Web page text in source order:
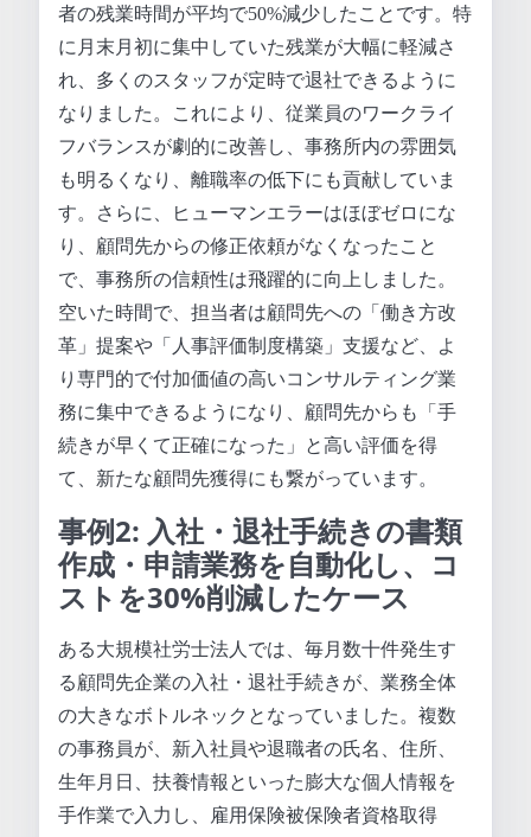
者の残業時間が平均で50%減少したことです。特
に月末月初に集中していた残業が大幅に軽減さ
れ、多くのスタッフが定時で退社できるように
なりました。これにより、従業員のワークライ
フバランスが劇的に改善し、事務所内の雰囲気
も明るくなり、離職率の低下にも貢献していま
す。さらに、ヒューマンエラーはほぼゼロにな
り、顧問先からの修正依頼がなくなったこと
で、事務所の信頼性は飛躍的に向上しました。
空いた時間で、担当者は顧問先への「働き方改
革」提案や「人事評価制度構築」支援など、よ
り専門的で付加価値の高いコンサルティング業
務に集中できるようになり、顧問先からも「手
続きが早くて正確になった」と高い評価を得
て、新たな顧問先獲得にも繋がっています。
事例2: 入社・退社手続きの書類
作成・申請業務を自動化し、コ
ストを30%削減したケース
ある大規模社労士法人では、毎月数十件発生す
る顧問先企業の入社・退社手続きが、業務全体
の大きなボトルネックとなっていました。複数
の事務員が、新入社員や退職者の氏名、住所、
生年月日、扶養情報といった膨大な個人情報を
手作業で入力し、雇用保険被保険者資格取得